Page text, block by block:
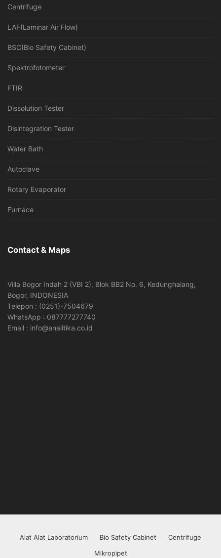
Centrifuge
LAF(Laminar Air Flow)
BSC(Bio Safety Cabinet)
Spektrofotometer
FTIR
Dissolution Tester
Disintegration Tester
Water Bath
Autoclave
Rotary Evaporator
Furnace
Contact & Maps
Villa Bogor Indah 2 (VBI 2), Blok BB2 No. 6, Kedunghalang,
Bogor, INDONESIA
Telepon : (0251)-7504679
WhatsApp : 087777277740
Email : info@analitika.co.id
Alat Alat Laboratorium Bio Safety Cabinet
Centrifuge
Mikropipet